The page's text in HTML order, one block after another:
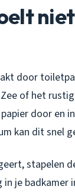
door
of het
door en
kan dit snel
stapelen
je badkamer